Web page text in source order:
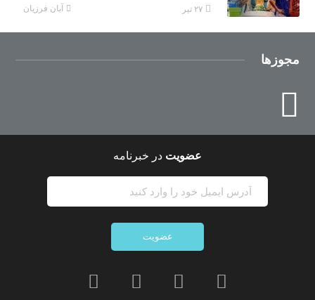
۲۷ تیر آبان فرزیان
مجوزها
عضویت در خبرنامه
عضویت